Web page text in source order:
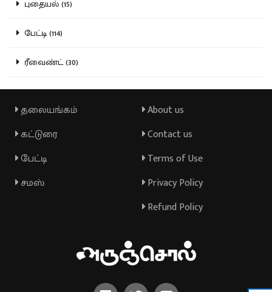
புதையல் (15)
பேட்டி (114)
ரீவைண்ட் (30)
தலையங்கம்
கட்டுரை
பேட்டி
சமஸ்
About us
Contact us
Terms of Use
Privacy Policy
Refund Policy